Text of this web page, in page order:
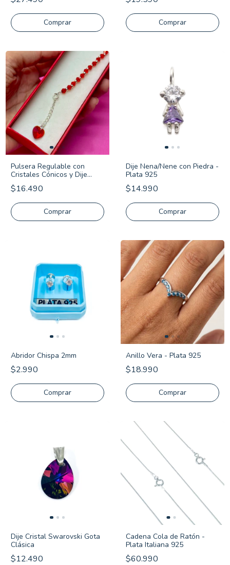
Comprar
Pulsera Regulable con
Cristales Cónicos y Dije
Cristal Corazón - Plata 925
$16.490
Comprar
Dije Nena/Nene con Piedra -
Plata 925
$14.990
Comprar
Abridor Chispa 2mm
$2.990
Comprar
Anillo Vera - Plata 925
$18.990
Comprar
Dije Cristal Swarovski Gota
Clásica
$12.490
Cadena Cola de Ratón -
Plata Italiana 925
$60.990